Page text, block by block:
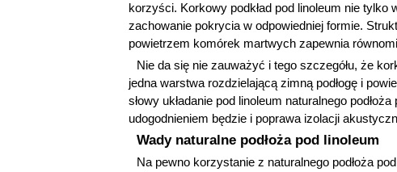
korzyści. Korkowy podkład pod linoleum nie tylko
zachowanie pokrycia w odpowiedniej formie.
powietrzem komórek martwych zapewnia
Nie da się nie zauważyć i tego szczegółu, że
jedna warstwa rozdzielającą zimną podłogę i
słowy układanie pod linoleum naturalnego
udogodnieniem będzie i poprawa izolacji
Wady naturalne podłoża pod linoleum
Na pewno korzystanie z naturalnego podłoża